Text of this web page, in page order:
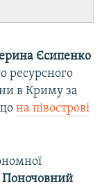
Єсипенко
ресурсного
в Криму за
на півострові
Поночовний